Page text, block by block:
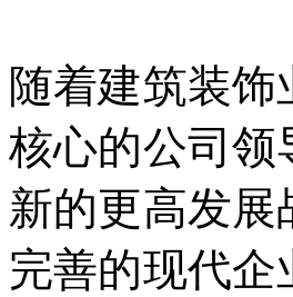
随着建筑装
核心的公司领
新的更高发
完善的现代